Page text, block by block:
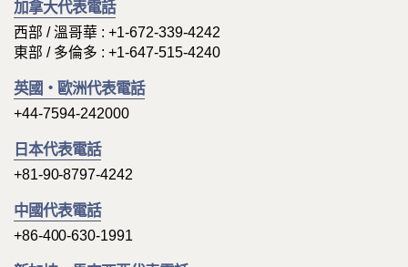
加拿大代表電話
西部 / 溫哥華 : +1-672-339-4242
東部 / 多倫多 : +1-647-515-4240
英國・歐洲代表電話
+44-7594-242000
日本代表電話
+81-90-8797-4242
中國代表電話
+86-400-630-1991